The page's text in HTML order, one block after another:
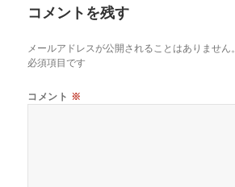
コメントを残す
メールアドレスが公開されることはありません。
必須項目です
コメント ※